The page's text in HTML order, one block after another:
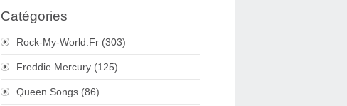
Catégories
Rock-My-World.fr (303)
Freddie Mercury (125)
Queen Songs (86)